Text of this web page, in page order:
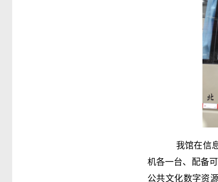
我馆在信息
机各一台、配备
公共文化数字资